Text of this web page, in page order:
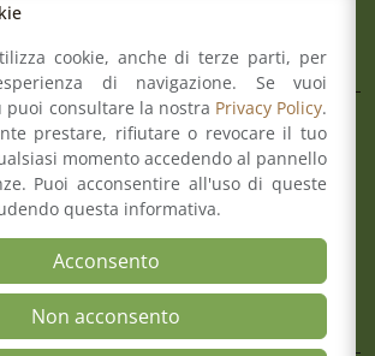
2026
Pubblico Per La Formazione Di
Esterni Finalizzato Ad
Di Patrocinio Legale A Favore
Aree
Il Consiglio
Consultazione Albo
Formazione
pari opportunità
Mediazione
di composizione della crisi
cookie, anche di terze parti, per
di navigazione. Se vuoi
puoi consultare la nostra Privacy Policy.
prestare, rifiutare o revocare il tuo
momento accedendo al pannello
Puoi acconsentire all'uso di queste
questa informativa.
Acconsento
Non acconsento